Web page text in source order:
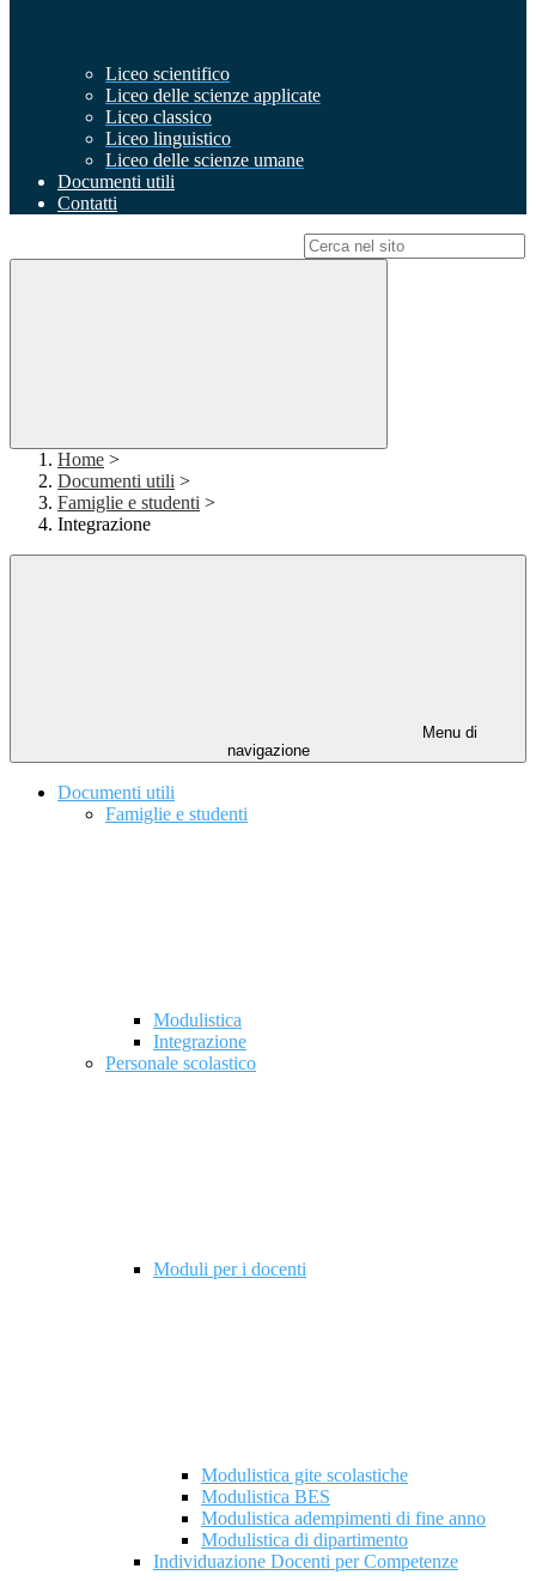
Liceo scientifico
Liceo delle scienze applicate
Liceo classico
Liceo linguistico
Liceo delle scienze umane
Documenti utili
Contatti
Home >
Documenti utili >
Famiglie e studenti >
Integrazione
Menu di
navigazione
Documenti utili
Famiglie e studenti
Modulistica
Integrazione
Personale scolastico
Moduli per i docenti
Modulistica gite scolastiche
Modulistica BES
Modulistica adempimenti di fine anno
Modulistica di dipartimento
Individuazione Docenti per Competenze